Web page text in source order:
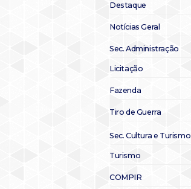
Destaque
Notícias Geral
Sec. Administração
Licitação
Fazenda
Tiro de Guerra
Sec. Cultura e Turismo
Turismo
COMPIR